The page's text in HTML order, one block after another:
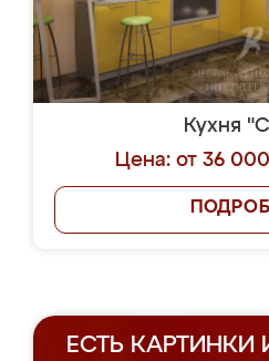
Кухня
Цена: от 36
ЕСТЬ КАРТИНКИ